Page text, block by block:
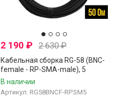
2 190₽ 2 630₽
Кабельная сборка RG-58 (BNC-
female - RP-SMA-male), 5
метров
В наличии
Артикул: RG58BNCF-RPSM5